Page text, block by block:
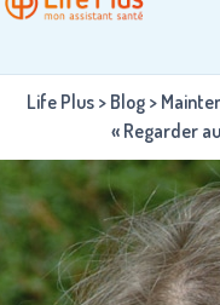
Life Plus> Blog>
« Regarder